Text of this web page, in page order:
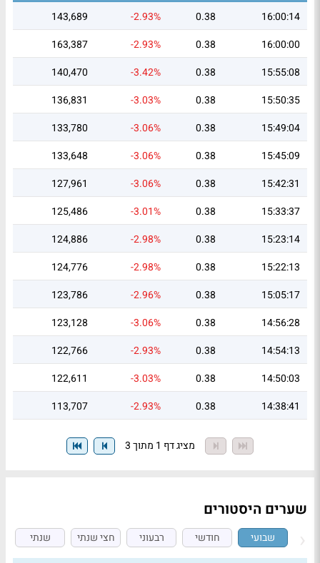
16:00:14
0.38
-2.93%
143,689
16:00:00
0.38
-2.93%
163,387
15:55:08
0.38
-3.42%
140,470
15:50:35
0.38
-3.03%
136,831
15:49:04
0.38
-3.06%
133,780
15:45:09
0.38
-3.06%
133,648
15:42:31
0.38
-3.06%
127,961
15:33:37
0.38
-3.01%
125,486
15:23:14
0.38
-2.98%
124,886
15:22:13
0.38
-2.98%
124,776
15:05:17
0.38
-2.96%
123,786
14:56:28
0.38
-3.06%
123,128
14:54:13
0.38
-2.93%
122,766
14:50:03
0.38
-3.03%
122,611
14:38:41
0.38
-2.93%
113,707
מציג דף 1 מתוך 3
שערים היסטורים
שבועי חודשי רבעוני חצי שנתי שנתי